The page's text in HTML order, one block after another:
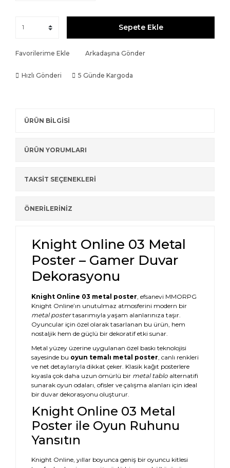
Sepete Ekle
Favorilerime Ekle Arkadaşına Gönder
Hızlı Gönderi 5 Günde Kargoda
ÜRÜN BİLGİSİ
ÜRÜN YORUMLARI
TAKSİT SEÇENEKLERİ
ÖNERİLERİNİZ
Knight Online 03 Metal
Poster – Gamer Duvar
Dekorasyonu
Knight Online 03 metal poster , efsanevi MMORPG
Knight Online’ın unutulmaz atmosferini modern bir
metal postertasarımıyla yaşam alanlarınıza taşır.
Oyuncular için özel olarak tasarlanan bu ürün, hem
nostaljik hem de güçlü bir dekoratif etki sunar.
Metal yüzey üzerine uygulanan özel baskı teknolojisi
sayesinde bu oyun temalı metal poster , canlı renkleri
ve net detaylarıyla dikkat çeker. Klasik kağıt posterlere
kıyasla çok daha uzun ömürlü bir metal tablo alternatifi
sunarak oyun odaları, ofisler ve çalışma alanları için ideal
bir duvar dekorasyonu oluşturur.
Knight Online 03 Metal
Poster ile Oyun Ruhunu
Yansıtın
Knight Online, yıllar boyunca geniş bir oyuncu kitlesi